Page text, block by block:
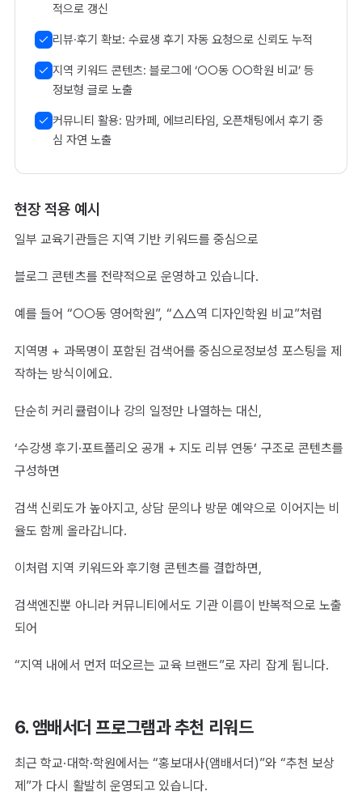
적으로 갱신
리뷰·후기 확보: 수료생 후기 자동 요청으로 신뢰도 누적
지역 키워드 콘텐츠: 블로그에 ‘○○동 ○○학원 비교’ 등
정보형 글로 노출
커뮤니티 활용: 맘카페, 에브리타임, 오픈채팅에서 후기 중
심 자연 노출
현장 적용 예시
일부 교육기관들은 지역 기반 키워드를 중심으로
블로그 콘텐츠를 전략적으로 운영하고 있습니다.
예를 들어 “○○동 영어학원”, “△△역 디자인학원 비교”처럼
지역명 + 과목명이 포함된 검색어를 중심으로정보성 포스팅을 제
작하는 방식이에요.
단순히 커리큘럼이나 강의 일정만 나열하는 대신,
‘수강생 후기·포트폴리오 공개 + 지도 리뷰 연동’ 구조로 콘텐츠를
구성하면
검색 신뢰도가 높아지고, 상담 문의나 방문 예약으로 이어지는 비
율도 함께 올라갑니다.
이처럼 지역 키워드와 후기형 콘텐츠를 결합하면,
검색엔진뿐 아니라 커뮤니티에서도 기관 이름이 반복적으로 노출
되어
“지역 내에서 먼저 떠오르는 교육 브랜드”로 자리 잡게 됩니다.
6. 앰배서더 프로그램과 추천 리워드
최근 학교·대학·학원에서는 “홍보대사(앰배서더)”와 “추천 보상
제”가 다시 활발히 운영되고 있습니다.